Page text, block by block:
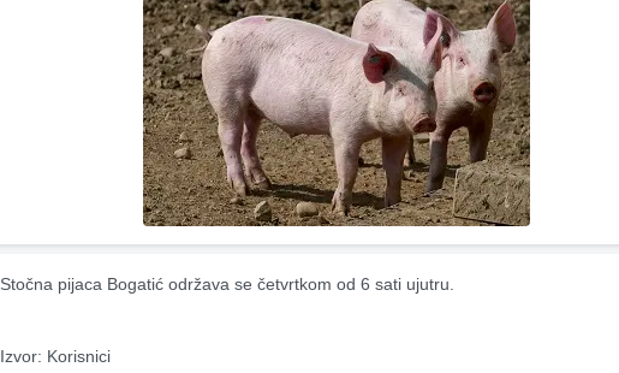
Stočna pijaca Bogatić održava se četvrtkom od 6 sati ujutru.
Izvor: Korisnici